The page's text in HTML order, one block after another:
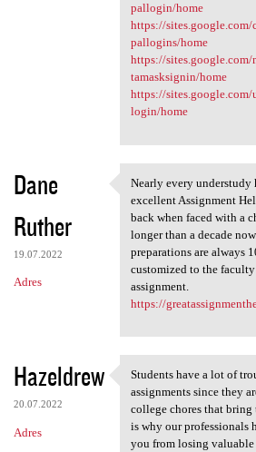
pallogin/home
https://
pallogins/home
https://
tamasksignin/home
https://
login/home
Dane
Ruther
19.07.2022
Adres
Nearly every
Nearly every
excellent Assignment
back when faced with a
longer than a decade
preparations are always
customized to the
assignment.
https://
Hazeldrew
20.07.2022
Adres
Students have a lot
Students have a lot of
assignments since they
college chores that bring
is why our professionals
you from losing valuable